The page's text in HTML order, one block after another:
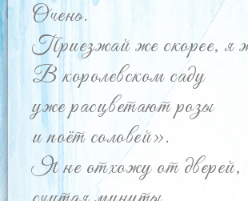
Очень.
Приезжай же скорее, я
В королевском саду
уже расцветают розы
и поёт соловей».
Я не отхожу от дверей,